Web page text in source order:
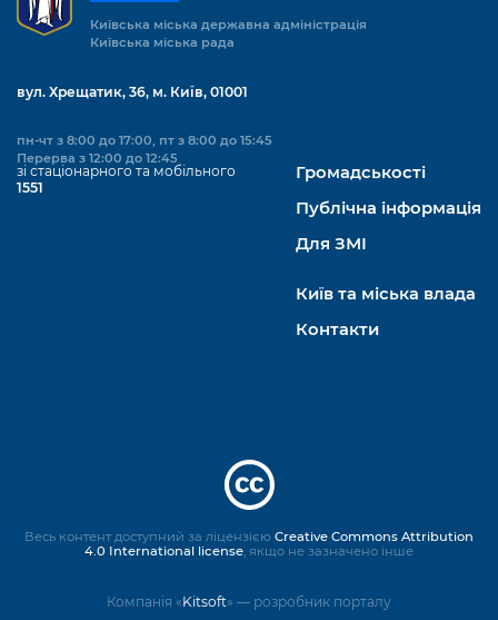
Київська міська державна адміністрація
Київська міська рада
вул. Хрещатик, 36, м. Київ, 01001
пн-чт з 8:00 до 17:00, пт з 8:00 до 15:45
Перерва з 12:00 до 12:45
зі стаціонарного та мобільного
1551
Громадськості
Публічна інформація
Для ЗМІ
Київ та міська влада
Контакти
Компанія «Kitsoft» — розробник порталу
Весь контент доступний за ліцензією Creative Commons Attribution
4.0 International license , якщо не зазначено інше